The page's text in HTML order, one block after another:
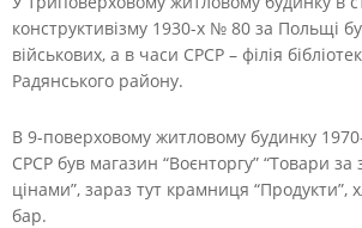
конструктивізму 1930-х № 80 за Польщі
військових, а в часи СРСР – філія
Радянського району.
В 9-поверховому житловому будинку
СРСР був магазин “Воєнторгу” “Товари
цінами”, зараз тут крамниця “Продукти”,
бар.